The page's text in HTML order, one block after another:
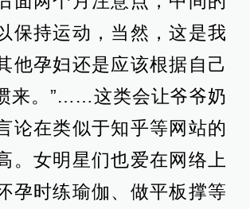
保持运动，当然，这是我
他孕妇还是应该根据自己
来。”……这类会让爷爷奶
论在类似于知乎等网站的
。女明星们也爱在网络上
孕时练瑜伽、做平板撑等